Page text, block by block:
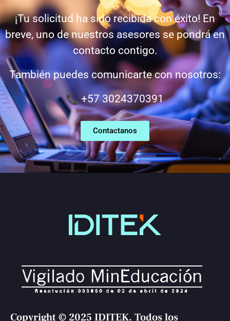
¡Tu solicitud ha sido recibida con éxito! En
breve, uno de nuestros asesores se pondrá en
contacto contigo.
También puedes comunicarte con nosotros:
+57 3024370391
Contactanos
Copyright © 2025 IDITEK. Todos los